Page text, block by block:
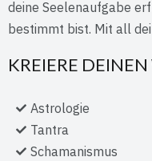
deine Seelenaufgabe
bestimmt bist. Mit all
KREIERE
Astrologie
Tantra
Schamanismus